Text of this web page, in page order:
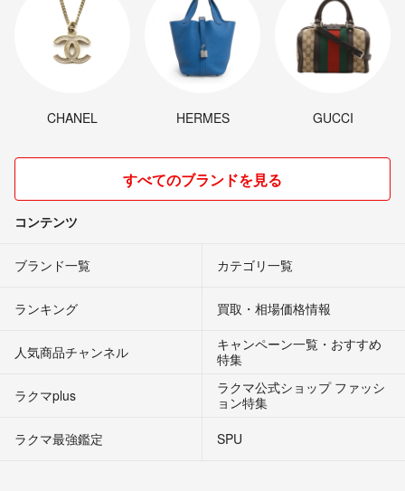
CHANEL HERMES GUCCI
すべてのブランドを見る
コンテンツ
ブランド一覧 カテゴリ一覧
ランキング 買取・相場価格情報
人気商品チャンネル
キャンペーン一覧・おすすめ
特集
ラクマplus
ラクマ公式ショップ ファッシ
ョン特集
ラクマ最強鑑定
SPU